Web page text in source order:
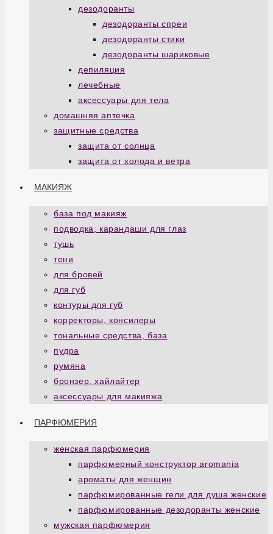
дезодоранты
дезодоранты спреи
дезодоранты стики
дезодоранты шариковые
депиляция
лечебные
аксессуары для тела
домашняя аптечка
защитные средства
защита от солнца
защита от холода и ветра
МАКИЯЖ
база под макияж
подводка, карандаши для глаз
тушь
тени
для бровей
для губ
контуры для губ
корректоры, консилеры
тональные средства, база
пудра
румяна
бронзер, хайлайтер
аксессуары для макияжа
ПАРФЮМЕРИЯ
женская парфюмерия
парфюмерный конструктор aromania
ароматы для женщин
парфюмированные гели для душа женские
парфюмированные дезодоранты женские
мужская парфюмерия